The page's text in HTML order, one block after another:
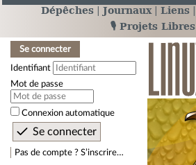
Dépêches Journaux Liens
🎙️ Projets Libres
Se connecter
Identifiant
Mot de passe
Connexion automatique
Pas de compte ? S’inscrire…